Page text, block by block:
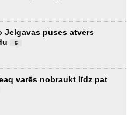
Jelgavas puses atvērs
6
varēs nobraukt līdz pat